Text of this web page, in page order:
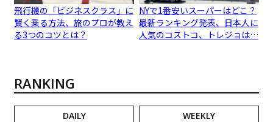
飛行機の「ビジネスクラス」に
賢く乗る方法、旅のプロが教え
る3つのコツとは？
NYで1番安いスーパーはどこ？
最新ランキング発表、日本人に
人気のコストコ、トレジョは…
RANKING
DAILY WEEKLY